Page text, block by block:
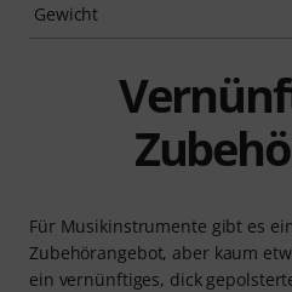
Gewicht
Für Musikinstrumente gibt es
Zubehörangebot, aber kaum
ein vernünftiges, dick